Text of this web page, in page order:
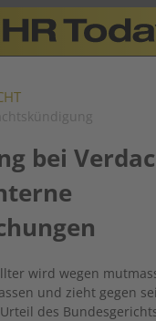
bei
wird wegen
und zieht gegen
des